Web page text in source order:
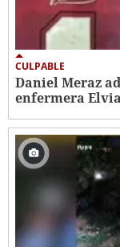
CULPABLE
Daniel Meraz
enfermera